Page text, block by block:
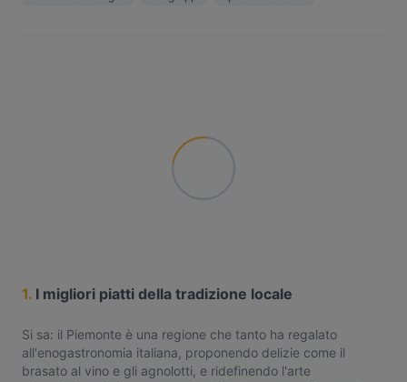
1. I migliori piatti della tradizione locale
Si sa: il Piemonte è una regione che tanto ha regalato
all'enogastronomia italiana, proponendo delizie come il
brasato al vino e gli agnolotti, e ridefinendo l'arte